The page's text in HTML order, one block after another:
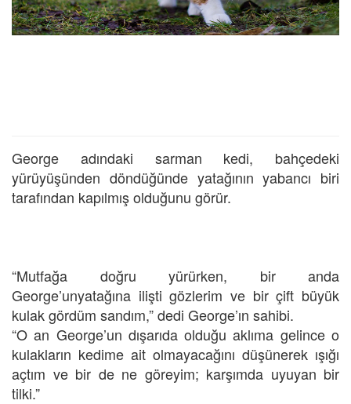
George adındaki sarman kedi, bahçedeki
yürüyüşünden döndüğünde yatağının yabancı biri
tarafından kapılmış olduğunu görür.
“Mutfağa doğru yürürken, bir anda
George’unyatağına ilişti gözlerim ve bir çift büyük
kulak gördüm sandım,” dedi George’ın sahibi.
“O an George’un dışarıda olduğu aklıma gelince o
kulakların kedime ait olmayacağını düşünerek ışığı
açtım ve bir de ne göreyim; karşımda uyuyan bir
tilki.”